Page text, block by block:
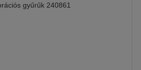
gyűrűk 240861